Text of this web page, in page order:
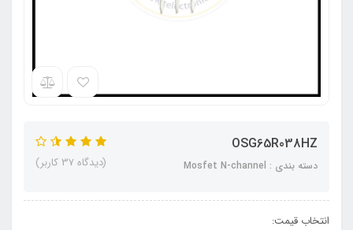
OSG65R038HZ
دسته بندی : Mosfet N-channel (دیدگاه 37 کاربر)
انتخاب قیمت: